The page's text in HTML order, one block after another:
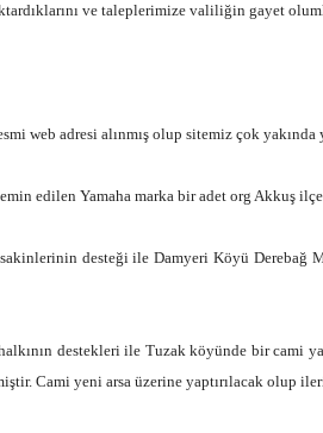
ve taleplerimize valiliğin gayet
web adresi alınmış olup sitemiz çok
edilen Yamaha marka bir adet org Akkuş
desteği ile Damyeri Köyü Derebağ
destekleri ile Tuzak köyünde bir cami
Cami yeni arsa üzerine yaptırılacak olup